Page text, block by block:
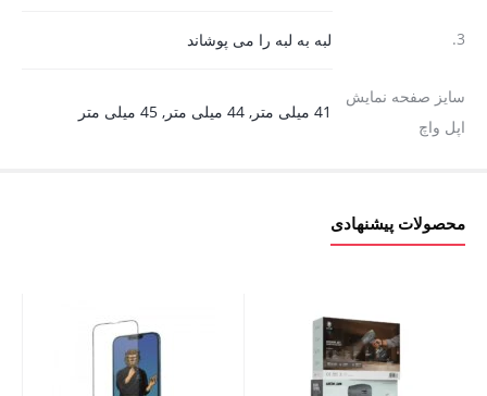
3. لبه به لبه را می پوشاند
سایز صفحه نمایش
اپل واچ
41 میلی متر, 44 میلی متر, 45 میلی متر
محصولات پیشنهادی